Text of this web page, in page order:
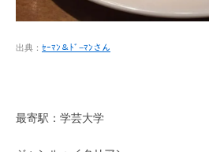
出典： ｾｰﾏﾝ＆ﾄﾞ−ﾏﾝさん
最寄駅：学芸大学